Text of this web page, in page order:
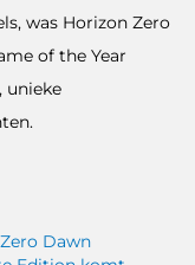
was Horizon Zero
of the Year
unieke
Dawn